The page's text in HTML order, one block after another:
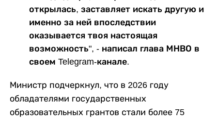
открылась, заставляет искать другую и
именно за ней впоследствии
оказывается твоя настоящая
возможность", - написал глава МНВО в
своем Telegram-канале.
Министр подчеркнул, что в 2026 году
обладателями государственных
образовательных грантов стали более 75